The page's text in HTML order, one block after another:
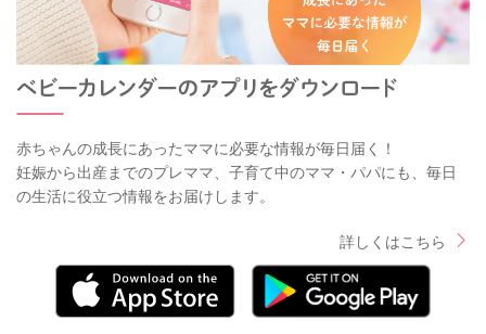
赤ちゃんの成長にあったママに必要な情報が毎日届く！
妊娠から出産までのプレママ、子育て中のママ・パパにも、毎日
の生活に役立つ情報をお届けします。
詳しくはこちら